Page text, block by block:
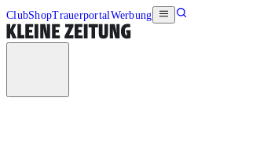
ClubShopTrauerportalWerbung